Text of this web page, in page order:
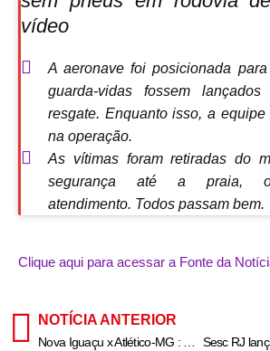
vídeo
A aeronave foi posicionada
guarda-vidas fossem
resgate. Enquanto isso, a
na operação.
As vítimas foram retiradas do
segurança até a praia,
atendimento. Todos passam bem.
Clique aqui para acessar a Fonte da
NOTÍCIA ANTERIOR